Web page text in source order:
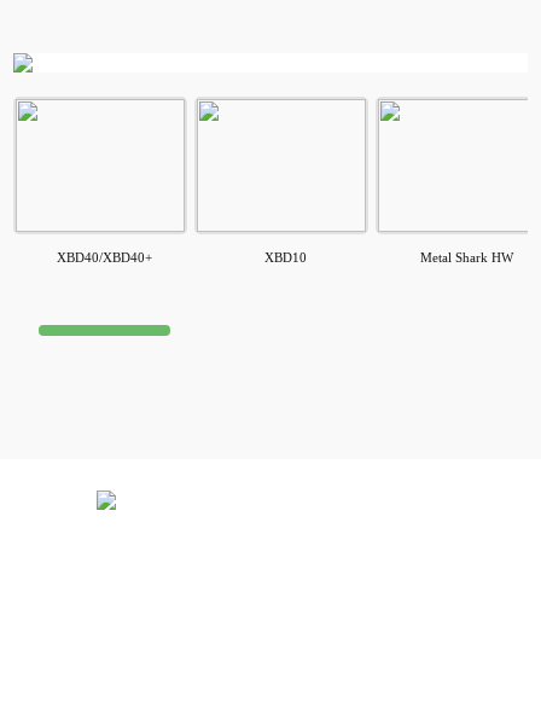
XBD40/XBD40+ XBD10 Metal Shark HW